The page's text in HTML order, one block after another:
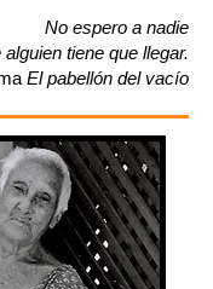
No espero a nadie
tiene que llegar.
El pabellón del vacío